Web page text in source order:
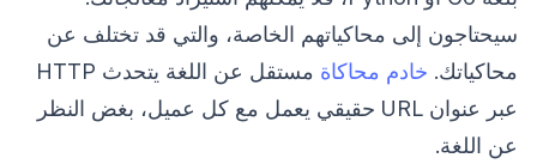
سيحتاجون إلى محاكياتهم الخاصة، والتي قد تختلف عن
محاكياتك. خادم محاكاة
مستقل عن اللغة يتحدث HTTP
عبر عنوان URL حقيقي يعمل مع كل عميل، بغض النظر
عن اللغة.